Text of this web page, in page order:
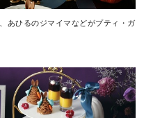
あひるのジマイマなどがプティ・ガ